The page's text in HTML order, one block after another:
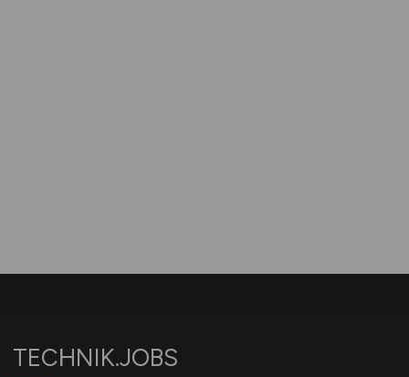
TECHNIK.JOBS